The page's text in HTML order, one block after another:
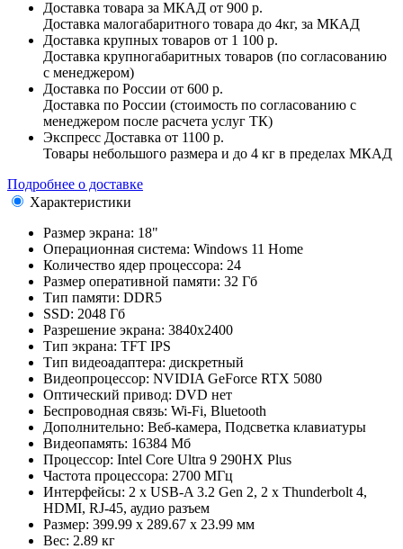
Доставка товара за МКАД от 900 р.
Доставка малогабаритного товара до 4кг, за МКАД
Доставка крупных товаров от 1 100 р.
Доставка крупногабаритных товаров (по согласованию
с менеджером)
Доставка по России от 600 р.
Доставка по России (стоимость по согласованию с
менеджером после расчета услуг ТК)
Экспресс Доставка от 1100 р.
Товары небольшого размера и до 4 кг в пределах МКАД
Подробнее о доставке
Характеристики
Размер экрана: 18"
Операционная система: Windows 11 Home
Количество ядер процессора: 24
Размер оперативной памяти: 32 Гб
Тип памяти: DDR5
SSD: 2048 Гб
Разрешение экрана: 3840x2400
Тип экрана: TFT IPS
Тип видеоадаптера: дискретный
Видеопроцессор: NVIDIA GeForce RTX 5080
Оптический привод: DVD нет
Беспроводная связь: Wi-Fi, Bluetooth
Дополнительно: Веб-камера, Подсветка клавиатуры
Видеопамять: 16384 Мб
Процессор: Intel Core Ultra 9 290HX Plus
Частота процессора: 2700 МГц
Интерфейсы: 2 x USB-A 3.2 Gen 2, 2 x Thunderbolt 4,
HDMI, RJ-45, аудио разъем
Размер: 399.99 x 289.67 x 23.99 мм
Вес: 2.89 кг